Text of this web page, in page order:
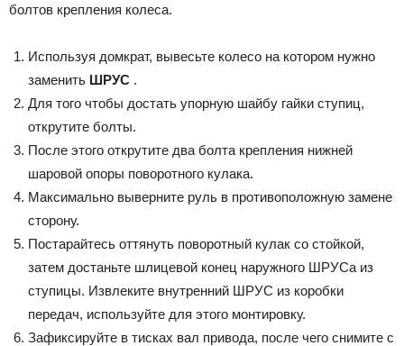
болтов крепления колеса.
Используя домкрат, вывесьте колесо на котором нужно
заменить ШРУС .
Для того чтобы достать упорную шайбу гайки ступиц,
открутите болты.
После этого открутите два болта крепления нижней
шаровой опоры поворотного кулака.
Максимально выверните руль в противоположную замене
сторону.
Постарайтесь оттянуть поворотный кулак со стойкой,
затем достаньте шлицевой конец наружного ШРУСа из
ступицы. Извлеките внутренний ШРУС из коробки
передач, используйте для этого монтировку.
Зафиксируйте в тисках вал привода, после чего снимите с